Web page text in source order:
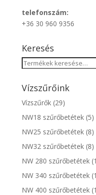
telefonszám:
+36 30 960 9356
Keresés
Keresés
következőre:
Vízszűrőink
Vízszűrők (29)
NW18 szűrőbetétek (5)
NW25 szűrőbetétek (8)
NW32 szűrőbetétek (8)
NW 280 szűrőbetétek
NW 340 szűrőbetétek
NW 400 szűrőbetétek